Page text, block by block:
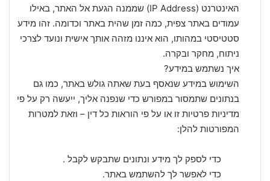
האינטרנט (IP Address) שממנה הגעת אל האתר, באילו
עמודים באתר צפית, כמה זמן שהית באתר וכדומה. זהו מידע
סטטיסטי במהותו, הוא איננו מזהה אותך אישית ונועד לצרכי
ניתוח, מחקר ובקרה.
איך נשתמש במידע?
השימוש במידע שנאסף בעת שאתה גולש באתר, כמו גם
בנתונים שתמסור במפורש כדי שנפנה אליך, ייעשה רק על פי
מדיניות פרטיות זו או על פי הוראות כל דין – וזאת למטרות
המפורטות להלן:
כדי לספק לך מידע ונתונים שתבקש לקבל .
כדי לאפשר לך להשתמש באתר.